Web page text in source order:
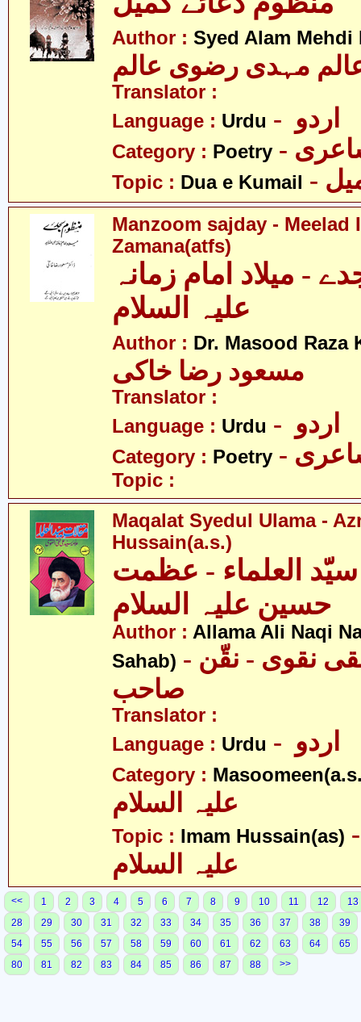
Author : Syed Alam Mehdi
مہدی رضوی عالم
Translator :
Language : Urdu
Category : Poetry
Topic : Dua e Kumail
Manzoom sajday - Meelad
Zamana(atfs)
- میلاد امام زمانہ
علیہ السلام
Author : Dr. Masood Raza
مسعود رضا خاکی
Translator :
Language : Urdu
Category : Poetry
Topic :
Maqalat Syedul Ulama -
Hussain(a.s.)
سیّد العلماء - عظمت
Author : Allama Ali Naqi
Sahab) - علامہ علی نقی نقوی - نقّن
صاحب
Translator :
Language : Urdu
Category :
Topic : Imam Hussain(as)
علیہ السلام
<< 1 2 3 4 5 6 7 8 9 10 11 12
13
28
29 30 31 32 33 34 35 36 37 38
39
54
55 56 57 58 59 60 61 62 63 64
65
80
81 82 83 84 85 86 87 88 >>